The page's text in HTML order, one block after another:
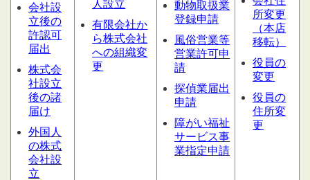
会社設
立後の
許認可
届出
株式会
社設立
後の諸
届け
外国人
の株式
会社設
立
人設立
有限会社か
ら株式会社
への組織変
更
動物取扱業
登録申請
風俗営業等
営業許可申
請
探偵業届出
申請
障がい福祉
サービス事
業指定申請
所変更
（本店
移転）
役員の
変更
役員の
住所変
更